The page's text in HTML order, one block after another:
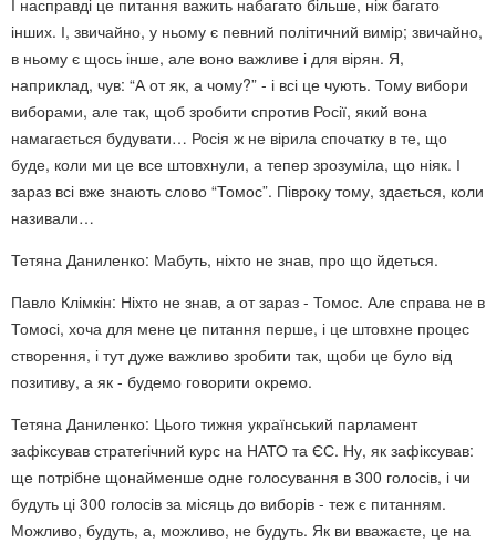
інших. І, звичайно, у ньому є певний політичний вимір; звичайно,
в ньому є щось інше, але воно важливе і для вірян. Я,
наприклад, чув: “А от як, а чому?” - і всі це чують. Тому вибори
виборами, але так, щоб зробити спротив Росії, який вона
намагається будувати… Росія ж не вірила спочатку в те, що
буде, коли ми це все штовхнули, а тепер зрозуміла, що ніяк. І
зараз всі вже знають слово “Томос”. Півроку тому, здається, коли
називали…
Тетяна Даниленко: Мабуть, ніхто не знав, про що йдеться.
Павло Клімкін: Ніхто не знав, а от зараз - Томос. Але справа не в
Томосі, хоча для мене це питання перше, і це штовхне процес
створення, і тут дуже важливо зробити так, щоби це було від
позитиву, а як - будемо говорити окремо.
Тетяна Даниленко: Цього тижня український парламент
зафіксував стратегічний курс на НАТО та ЄС. Ну, як зафіксував:
ще потрібне щонайменше одне голосування в 300 голосів, і чи
будуть ці 300 голосів за місяць до виборів - теж є питанням.
Можливо, будуть, а, можливо, не будуть. Як ви вважаєте, це на